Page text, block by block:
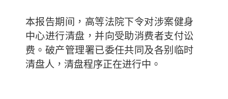
本报告期间，高等法院下令对涉案健身
中心进行清盘，并向受助消费者支付讼
费。破产管理署已委任共同及各别临时
清盘人，清盘程序正在进行中。